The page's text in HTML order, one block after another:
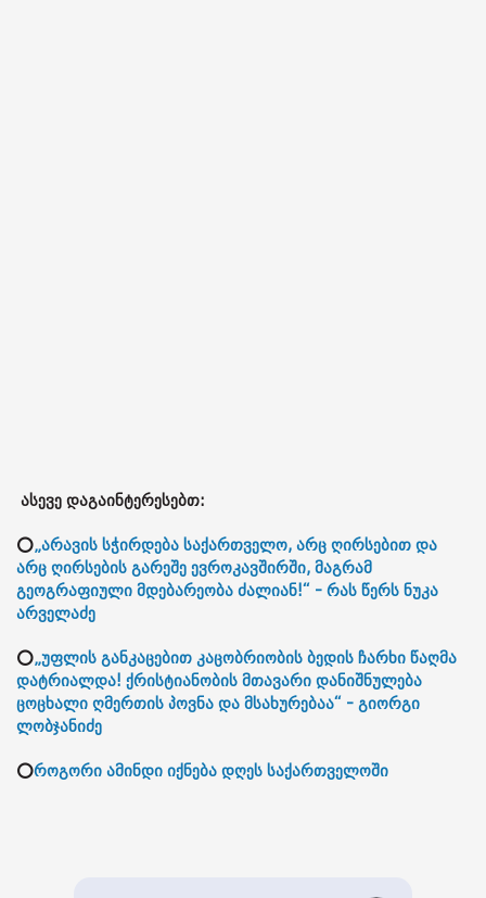
ასევე დაგაინტერესებთ:
⭕„არავის სჭირდება საქართველო, არც ღირსებით და
არც ღირსების გარეშე ევროკავშირში, მაგრამ
გეოგრაფიული მდებარეობა ძალიან!“ - რას წერს ნუკა
არველაძე
⭕„უფლის განკაცებით კაცობრიობის ბედის ჩარხი წაღმა
დატრიალდა! ქრისტიანობის მთავარი დანიშნულება
ცოცხალი ღმერთის პოვნა და მსახურებაა“ - გიორგი
ლობჯანიძე
⭕როგორი ამინდი იქნება დღეს საქართველოში